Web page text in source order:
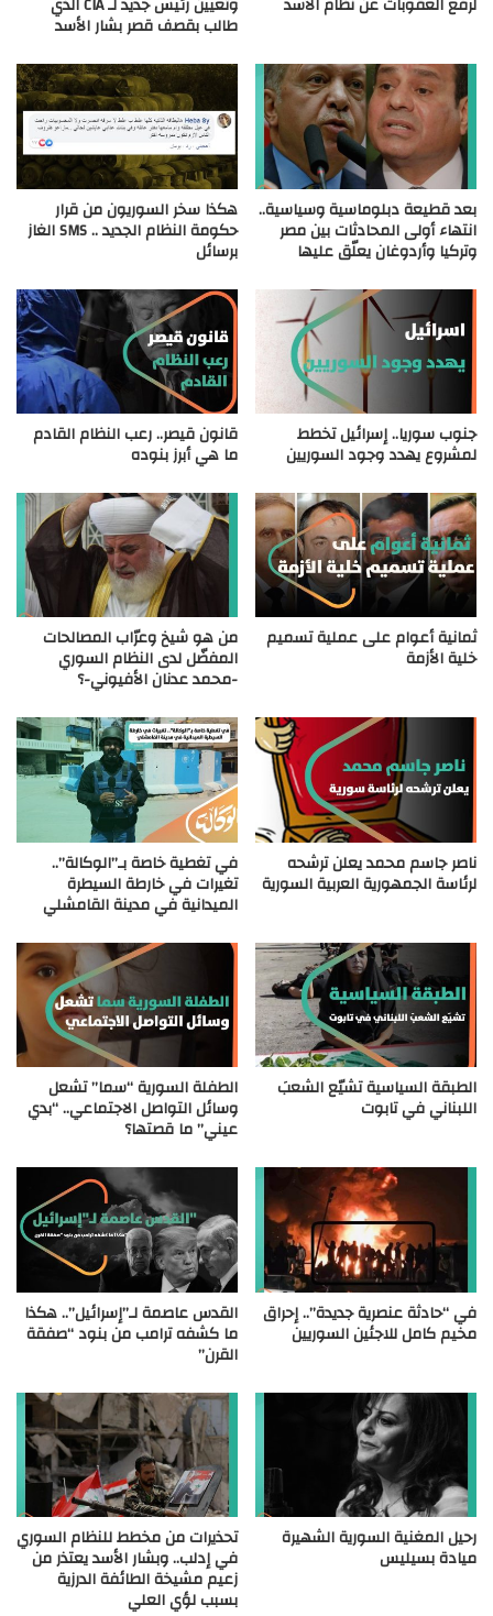
لرفع العقوبات عن نظام الأسد وتعيين رئيس جديد لـ CIA الذي
طالب بقصف قصر بشار الأسد
بعد قطيعة دبلوماسية وسياسية..
انتهاء أولى المحادثات بين مصر
وتركيا وأردوغان يعلّق عليها
هكذا سخر السوريون من قرار
حكومة النظام الجديد .. SMS الغاز
برسائل
جنوب سوريا.. إسرائيل تخطط
لمشروع يهدد وجود السوريين
قانون قيصر.. رعب النظام القادم
ما هي أبرز بنوده
ثمانية أعوام على عملية تسميم
خلية الأزمة
من هو شيخ وعرّاب المصالحات
المفضّل لدى النظام السوري
-محمد عدنان الأفيوني-؟
ناصر جاسم محمد يعلن ترشحه
لرئاسة الجمهورية العربية السورية
في تغطية خاصة بـ”الوكالة”..
تغيرات في خارطة السيطرة
الميدانية في مدينة القامشلي
الطبقة السياسية تشيّع الشعبَ
اللبناني في تابوت
الطفلة السورية “سما” تشعل
وسائل التواصل الاجتماعي.. “بدي
عيني” ما قصتها؟
في “حادثة عنصرية جديدة”.. إحراق
مخيم كامل للاجئين السوريين
القدس عاصمة لـ”إسرائيل”.. هكذا
ما كشفه ترامب من بنود “صفقة
القرن”
رحيل المغنية السورية الشهيرة
ميادة بسيليس
تحذيرات من مخطط للنظام السوري
في إدلب.. وبشار الأسد يعتذر من
زعيم مشيخة الطائفة الدرزية
بسبب لؤي العلي